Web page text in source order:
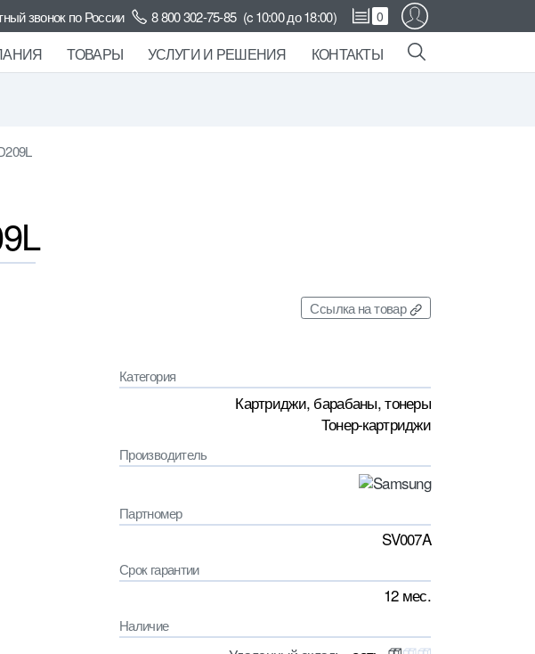
звонок по России 8 800 302-75-85 (c 10:00 до 18:00) 0
ТОВАРЫ УСЛУГИ И РЕШЕНИЯ КОНТАКТЫ
Ссылка на товар
Категория
Картриджи, барабаны, тонеры
Тонер-картриджи
Производитель
Партномер
SV007A
Срок гарантии
12 мес.
Наличие